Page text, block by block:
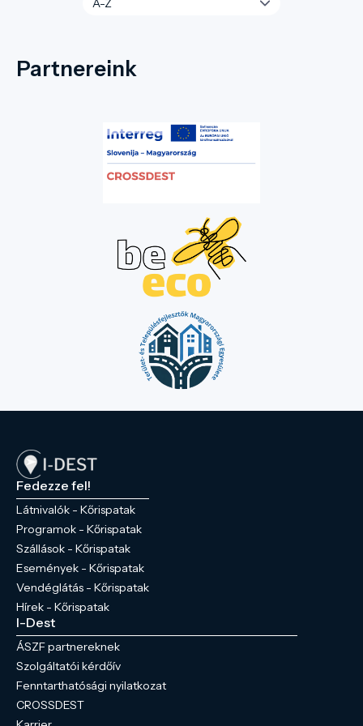
Partnereink
Fedezze fel!
Látnivalók - Kőrispatak
Programok - Kőrispatak
Szállások - Kőrispatak
Események - Kőrispatak
Vendéglátás - Kőrispatak
Hírek - Kőrispatak
I-Dest
ÁSZF partnereknek
Szolgáltatói kérdőív
Fenntarthatósági nyilatkozat
CROSSDEST